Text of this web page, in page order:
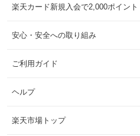
楽天カード新規入会で2,000ポイント
安心・安全への取り組み
ご利用ガイド
ヘルプ
楽天市場トップ